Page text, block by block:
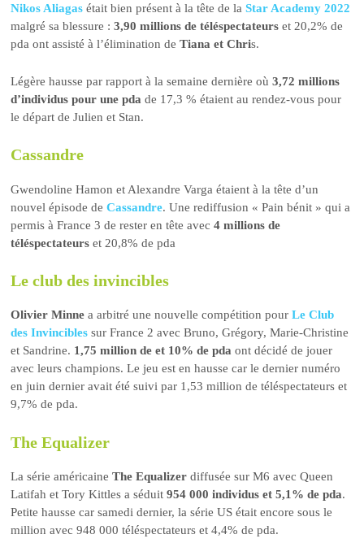
Nikos Aliagas était bien présent à la tête de laStar Academy 2022
malgré sa blessure :3,90 millions de téléspectateurs et 20,2% de
pda ont assisté à l’élimination de Tiana et Chris.
Légère hausse par rapport à la semaine dernière où3,72 millions
d’individus pour une pda de 17,3 % étaient au rendez-vous pour
le départ de Julien et Stan.
Cassandre
Gwendoline Hamon et Alexandre Varga étaient à la tête d’un
nouvel épisode deCassandre. Une rediffusion « Pain bénit » qui a
permis à France 3 de rester en tête avec4 millions de
téléspectateurset 20,8% de pda
Le club des invincibles
Olivier Minne a arbitré une nouvelle compétition pourLe Club
des Invincibles sur France 2 avec Bruno, Grégory, Marie-Christine
et Sandrine. 1,75 million de et 10% de pda ont décidé de jouer
avec leurs champions. Le jeu est en hausse car le dernier numéro
en juin dernier avait été suivi par 1,53 million de téléspectateurs et
9,7% de pda.
The Equalizer
La série américaineThe Equalizer diffusée sur M6 avec Queen
Latifah et Tory Kittles a séduit954 000 individus et 5,1% de pda.
Petite hausse car samedi dernier, la série US était encore sous le
million avec 948 000 téléspectateurs et 4,4% de pda.